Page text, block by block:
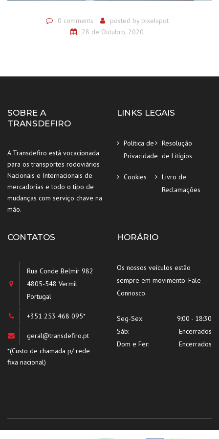
0 comments posted by pixelspot
28 de Outubro, 2020
SOBRE A
TRANSDEFIRO
A Transdefiro está vocacionada
para os transportes rodoviários
Nacionais e Internacionais de
mercadorias e todo o tipo de
mudanças com serviço chave na
mão.
LINKS LEGAIS
Política de
Privacidade
Resolução
de Litígios
Cookies
Livro de
Reclamações
CONTATOS
Rua Conde Belmir 982
4805-548 Vermil
Portugal
+351 253 468 095*
geral@transdefiro.pt
*(Custo de chamada p/ rede
fixa nacional)
HORÁRIO
Os nossos veículos estão
sempre em movimento. Fale
Connosco.
Seg-Sex:
9:00 - 18:30
Sáb:
Encerrados
Dom e Fer:
Encerrados